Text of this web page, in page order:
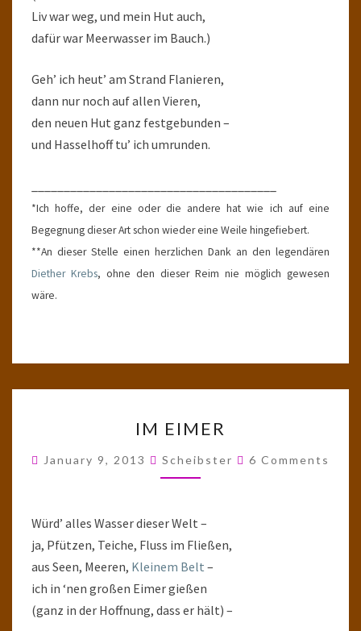
Liv war weg, und mein Hut auch,
dafür war Meerwasser im Bauch.)
Geh’ ich heut’ am Strand Flanieren,
dann nur noch auf allen Vieren,
den neuen Hut ganz festgebunden –
und Hasselhoff tu’ ich umrunden.
*Ich hoffe, der eine oder die andere hat wie ich auf eine
Begegnung dieser Art schon wieder eine Weile hingefiebert.
**An dieser Stelle einen herzlichen Dank an den legendären
Diether Krebs, ohne den dieser Reim nie möglich gewesen
wäre.
EIMER
IM EIMER
January 9, 2013 Scheibster Comments
6 Comments
Würd’ alles Wasser dieser Welt –
ja, Pfützen, Teiche, Fluss im Fließen,
aus Seen, Meeren, Kleinem Belt –
ich in ‘nen großen Eimer gießen
(ganz in der Hoffnung, dass er hält) –